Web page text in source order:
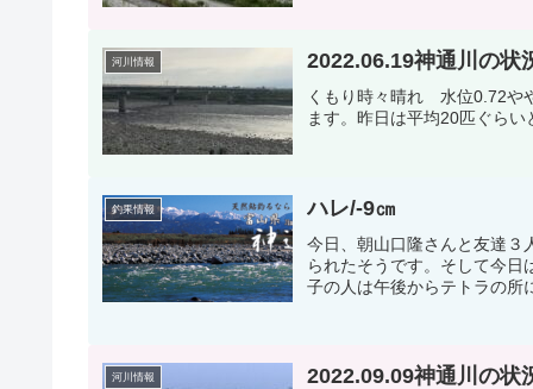
河川情報 2022.06.19神通川の状
くもり時々晴れ 水位0.72や
ます。昨日は平均20匹ぐらい
釣果情報 ハレ/-9㎝
今日、朝山口隆さんと友達３
られたそうです。そして今
子の人は午後からテトラの所
河川情報 2022.09.09神通川の状